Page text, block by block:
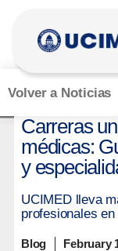
Volver a Noticias
Carreras
médicas:
y
UCIMED lleva
profesionales
Blog February